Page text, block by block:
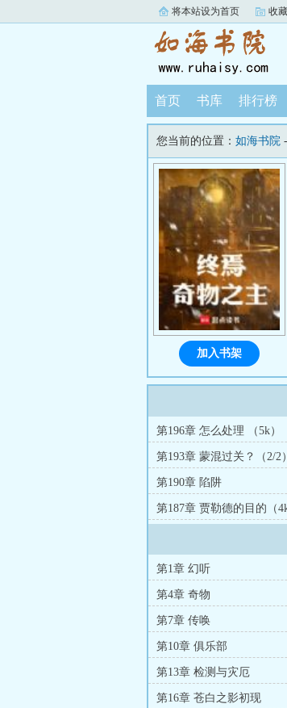
将本站设为首页 收
首页 书库 排行榜
您当前的位置： 如海书院
加入书架
第196章 怎么处理 （5k）
第193章 蒙混过关？（2/2）
第190章 陷阱
第187章 贾勒德的目的（4k
第1章 幻听
第4章 奇物
第7章 传唤
第10章 俱乐部
第13章 检测与灾厄
第16章 苍白之影初现